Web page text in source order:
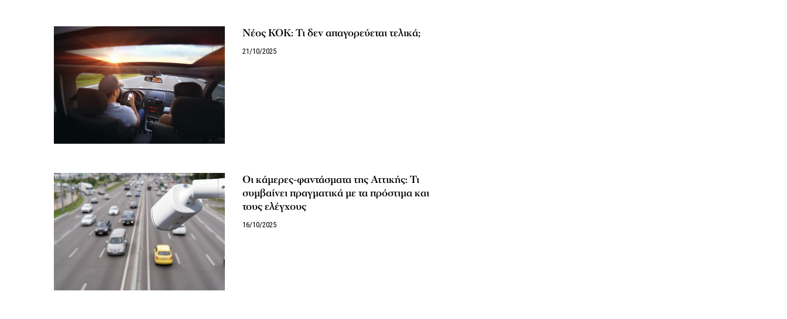
Νέος ΚΟΚ: Τι δεν απαγορεύεται τελικά;
21/10/2025
Οι κάμερες-φαντάσματα της Αττικής: Τι
συμβαίνει πραγματικά με τα πρόστιμα και
τους ελέγχους
16/10/2025